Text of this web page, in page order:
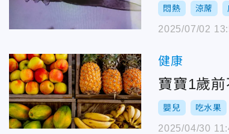
悶熱 涼蓆
2025/07/02
健康
寶寶1歲
嬰兒 吃水果
2025/04/30